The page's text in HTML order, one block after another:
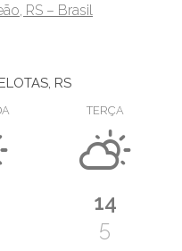
RS – Brasil
RS
TERÇA
14
5